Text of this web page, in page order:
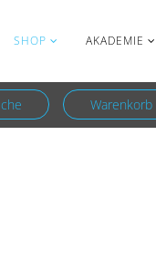
SHOP AKADEMIE
Warenkorb